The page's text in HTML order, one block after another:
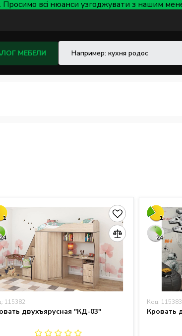
Просимо всі нюанси узгоджувати з нашим
МЕБЕЛИ
1
24
115382
двухъярусная "КД-03"
1
24
Код: 115383
Кровать